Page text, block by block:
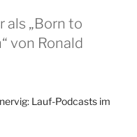
als „Born to
von Ronald
Lauf-Podcasts im